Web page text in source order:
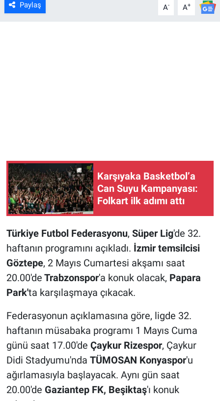
Paylaş A- A+
Karşıyaka Basketbol’a
Can Suyu Kampanyası:
Folkart ilk adımı attı
Türkiye Futbol Federasyonu, Süper Lig'de 32.
haftanın programını açıkladı. İzmir temsilcisi
Göztepe, 2 Mayıs Cumartesi akşamı saat
20.00'de Trabzonspor'a konuk olacak, Papara
Park'ta karşılaşmaya çıkacak.
Federasyonun açıklamasına göre, ligde 32.
haftanın müsabaka programı 1 Mayıs Cuma
günü saat 17.00'de Çaykur Rizespor, Çaykur
Didi Stadyumu'nda TÜMOSAN Konyaspor'u
ağırlamasıyla başlayacak. Aynı gün saat
20.00'de Gaziantep FK, Beşiktaş'ı konuk